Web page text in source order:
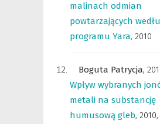
malinach odmian
powtarzających
programu Yara, 2010
Boguta Patrycja,
Wpływ wybranych
metali na substancję
humusową gleb, 2010,